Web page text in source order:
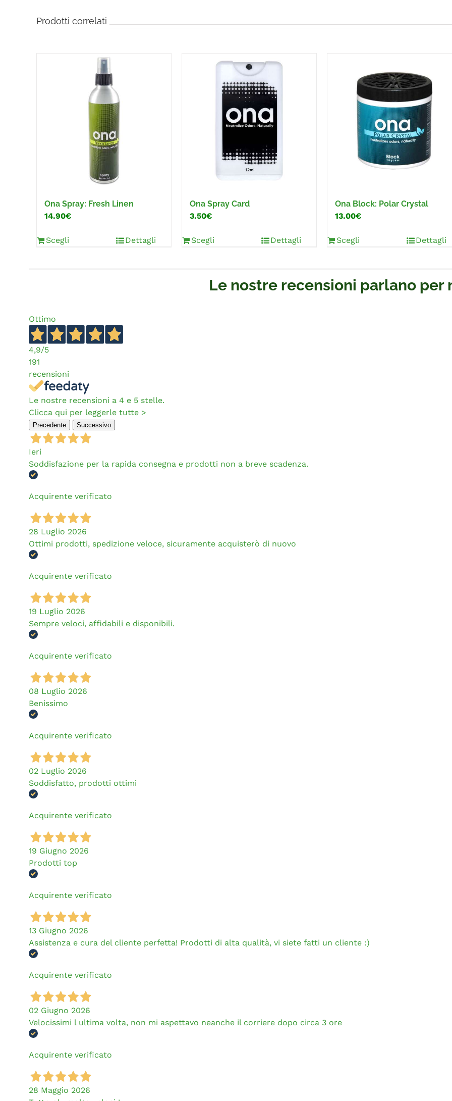
Prodotti correlati
Ona Spray: Fresh Linen
14.90€
Scegli Dettagli
Ona Spray Card
3.50€
Scegli Dettagli
Ona Block: Polar Crystal
13.00€
Scegli Dettagli
Le nostre recensioni parlano per
Ottimo
4,9/5
191
recensioni
Le nostre recensioni a 4 e 5 stelle.
Clicca qui per leggerle tutte >
Precedente Successivo
Ieri
Soddisfazione per la rapida consegna e prodotti non a breve scadenza.
Acquirente verificato
28 Luglio 2026
Ottimi prodotti, spedizione veloce, sicuramente acquisterò di nuovo
Acquirente verificato
19 Luglio 2026
Sempre veloci, affidabili e disponibili.
Acquirente verificato
08 Luglio 2026
Benissimo
Acquirente verificato
02 Luglio 2026
Soddisfatto, prodotti ottimi
Acquirente verificato
19 Giugno 2026
Prodotti top
Acquirente verificato
13 Giugno 2026
Assistenza e cura del cliente perfetta! Prodotti di alta qualità, vi siete fatti un cliente :)
Acquirente verificato
02 Giugno 2026
Velocissimi l ultima volta, non mi aspettavo neanche il corriere dopo circa 3 ore
Acquirente verificato
28 Maggio 2026